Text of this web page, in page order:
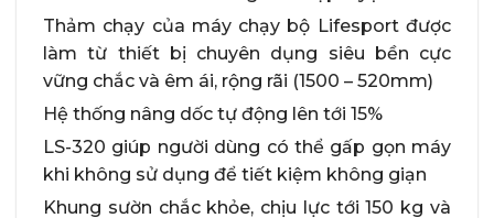
Thảm chạy của máy chạy bộ Lifesport được
làm từ thiết bị chuyên dụng siêu bền cực
vững chắc và êm ái, rộng rãi (1500 – 520mm)
Hệ thống nâng dốc tự động lên tới 15%
LS-320 giúp người dùng có thể gấp gọn máy
khi không sử dụng để tiết kiệm không giạn
Khung sườn chắc khỏe, chịu lực tới 150 kg và